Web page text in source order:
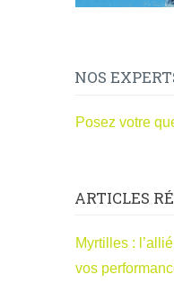
NOS
Posez votre
ARTICLES
Myrtilles :
vos